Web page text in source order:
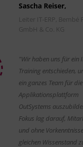
Sascha Reiser,
Leiter IT-ERP, Bembé
GmbH & Co. KG
"Wir haben uns für ein
Training entschieden,
ein ganzes Team für die
Applikationsplattform
OutSystems
Fokus lag darauf,
und ohne
gleichen Wissenstand